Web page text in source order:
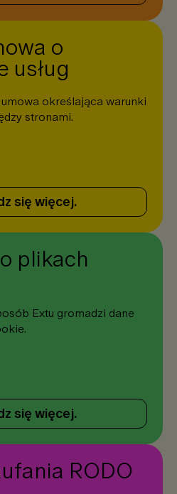
o
usług
określająca warunki
stronami.
się więcej.
plikach
Extu gromadzi dane
się więcej.
RODO